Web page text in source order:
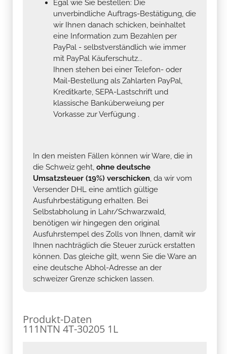
Egal wie Sie bestellen: Die
unverbindliche Auftrags-Bestätigung, die
wir Ihnen danach schicken, beinhaltet
eine Information zum Bezahlen per
PayPal - selbstverständlich wie immer
mit PayPal Käuferschutz...
Ihnen stehen bei einer Telefon- oder
Mail-Bestellung als Zahlarten PayPal,
Kreditkarte, SEPA-Lastschrift und
klassische Banküberweiung per
Vorkasse zur Verfügung .
In den meisten Fällen können wir Ware, die in
die Schweiz geht, ohne deutsche
Umsatzsteuer (19%) verschicken, da wir vom
Versender DHL eine amtlich gültige
Ausfuhrbestätigung erhalten. Bei
Selbstabholung in Lahr/Schwarzwald,
benötigen wir hingegen den original
Ausfuhrstempel des Zolls von Ihnen, damit wir
Ihnen nachträglich die Steuer zurück erstatten
können. Das gleiche gilt, wenn Sie die Ware an
eine deutsche Abhol-Adresse an der
schweizer Grenze schicken lassen.
Produkt-Daten
111NTN 4T-30205 1L